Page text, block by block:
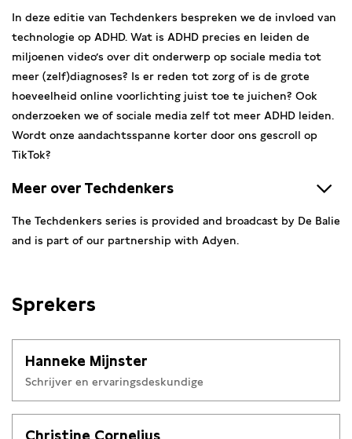
In deze editie van Techdenkers bespreken we de invloed van
technologie op ADHD. Wat is ADHD precies en leiden de
miljoenen video’s over dit onderwerp op sociale media tot
meer (zelf)diagnoses? Is er reden tot zorg of is de grote
hoeveelheid online voorlichting juist toe te juichen? Ook
onderzoeken we of sociale media zelf tot meer ADHD leiden.
Wordt onze aandachtsspanne korter door ons gescroll op
TikTok?
Meer over Techdenkers
Technologie is een onlosmakelijk onderdeel geworden van
ons leven, maar staan we daar wel genoeg bij stil?
onze levens? Hoe gaan we met behulp van tech de
klimaatcrisis oplossen? En willen we dat algoritmes onze
partnerkeuze bepalen?
The Techdenkers series is provided and broadcast by De Balie
and is part of our partnership with Adyen.
Sprekers
Hanneke Mijnster
Schrijver en ervaringsdeskundige
Christine Cornelius